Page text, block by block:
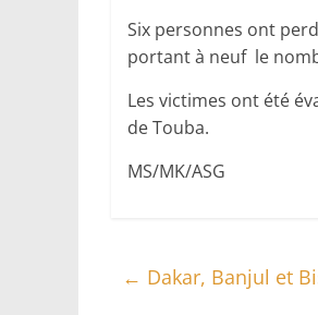
Six personnes ont
portant à neuf le
Les victimes ont été
de Touba.
MS/MK/ASG
← Dakar, Banjul et